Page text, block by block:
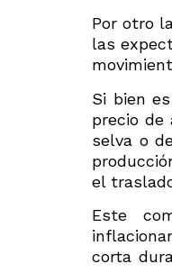
Por otro
las
Si bien
precio de
selva o
el
Este
corta